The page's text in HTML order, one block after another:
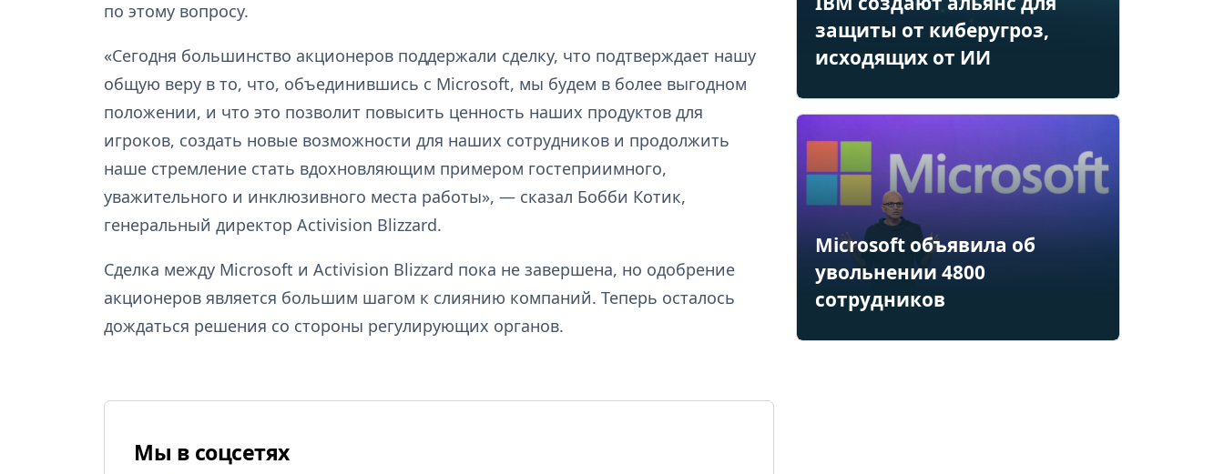
по этому вопросу.
«Сегодня большинство акционеров поддержали сделку, что подтверждает нашу
общую веру в то, что, объединившись с Microsoft, мы будем в более выгодном
положении, и что это позволит повысить ценность наших продуктов для
игроков, создать новые возможности для наших сотрудников и продолжить
наше стремление стать вдохновляющим примером гостеприимного,
уважительного и инклюзивного места работы», — сказал Бобби Котик,
генеральный директор Activision Blizzard.
Сделка между Microsoft и Activision Blizzard пока не завершена, но одобрение
акционеров является большим шагом к слиянию компаний. Теперь осталось
дождаться решения со стороны регулирующих органов.
Мы в соцсетях
защиты от киберугроз,
исходящих от ИИ
Microsoft объявила об
увольнении 4800
сотрудников